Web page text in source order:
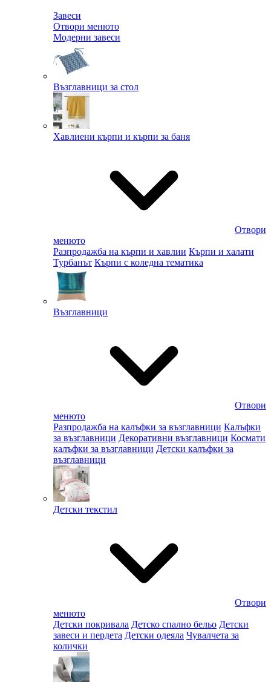
Завеси
Отвори менюто
Модерни завеси
Възглавници за стол
Хавлиени кърпи и кърпи за баня
Отвори
менюто
Разпродажба на кърпи и хавлии Кърпи и халати
Турбанът Кърпи с коледна тематика
Възглавници
Отвори
менюто
Разпродажба на калъфки за възглавници Калъфки
за възглавници Декоративни възглавници Космати
калъфки за възглавници Детски калъфки за
възглавници
Детски текстил
Отвори
менюто
Детски покривала Детско спално бельо Детски
завеси и пердета Детски одеяла Чувалчета за
колички